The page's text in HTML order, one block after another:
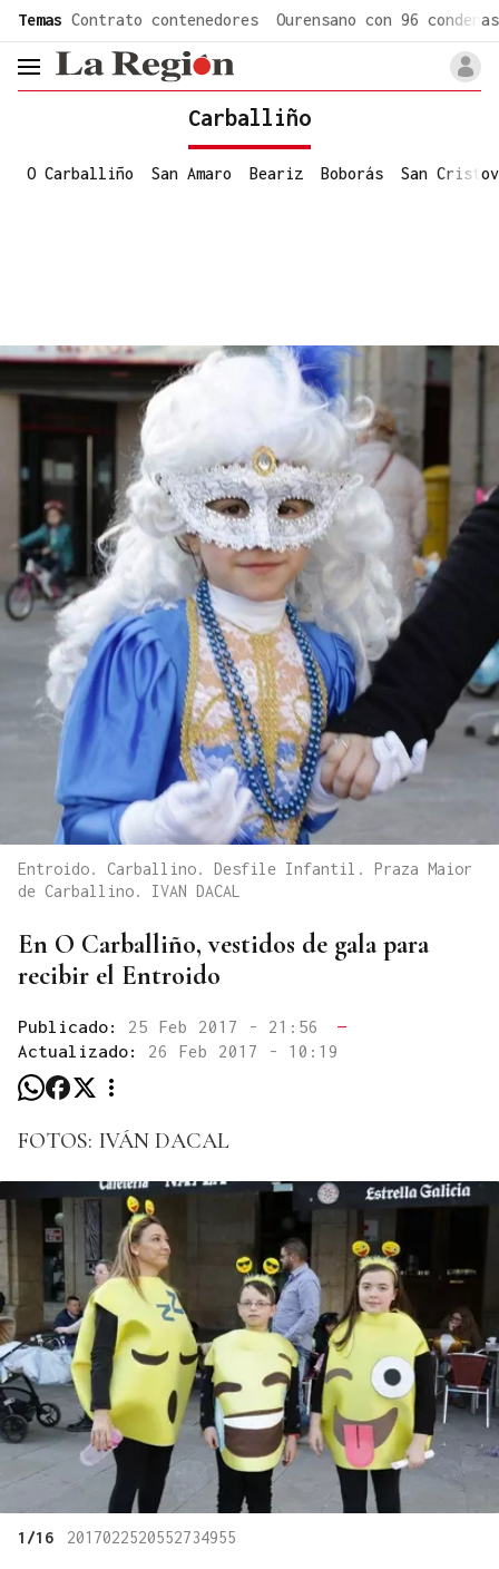
Temas Contrato contenedores Ourensano con 96 condenas
header.menu.open
Carballiño
O Carballiño San Amaro Beariz Boborás San
Entroido. Carballino. Desfile Infantil. Praza Maior
de Carballino. IVAN DACAL
En O Carballiño, vestidos de gala para
recibir el Entroido
Publicado: 25 Feb 2017 - 21:56
—
Actualizado: 26 Feb 2017 - 10:19
FOTOS: IVÁN DACAL
1/16 2017022520552734955